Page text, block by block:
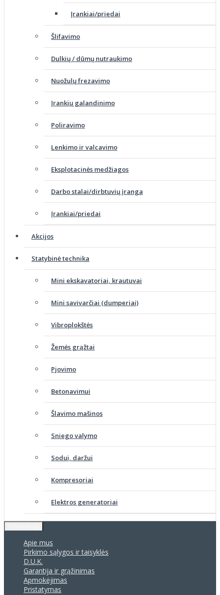
Įrankiai/priedai
Šlifavimo
Dulkių / dūmų nutraukimo
Nuožulų frezavimo
Įrankių galandinimo
Poliravimo
Lenkimo ir valcavimo
Eksplotacinės medžiagos
Darbo stalai/dirbtuvių įranga
Įrankiai/priedai
Akcijos
Statybinė technika
Mini ekskavatoriai, krautuvai
Mini savivarčiai (dumperiai)
Vibroplokštės
Žemės grąžtai
Pjovimo
Betonavimui
Šlavimo mašinos
Sniego valymo
Sodui, daržui
Kompresoriai
Elektros generatoriai
Apie mus
Pirkimo sąlygos ir taisyklės
D.U.K.
Garantija ir grąžinimas
Apmokėjimas
Pristatymas